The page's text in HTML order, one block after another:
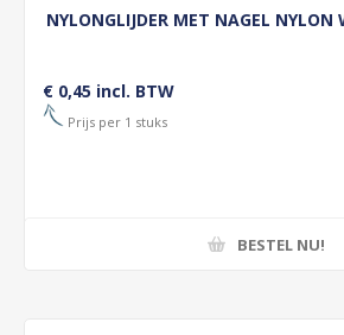
NYLONGLIJDER MET NAGEL
€ 0,45 incl. BTW
Prijs per 1 stuks
BESTEL NU!